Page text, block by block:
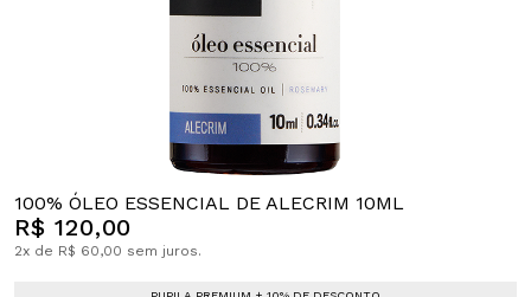
100% ÓLEO ESSENCIAL DE ALECRIM 10ML
R$ 120,00
2x de R$ 60,00 sem juros.